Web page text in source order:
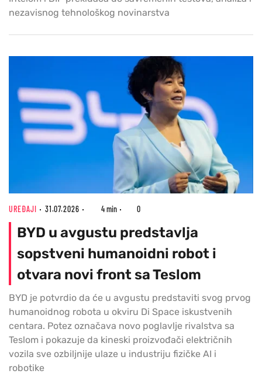
nezavisnog tehnološkog novinarstva
UREĐAJI 31.07.2026 4 min 0
BYD u avgustu predstavlja
sopstveni humanoidni robot i
otvara novi front sa Teslom
BYD je potvrdio da će u avgustu predstaviti svog prvog
humanoidnog robota u okviru Di Space iskustvenih
centara. Potez označava novo poglavlje rivalstva sa
Teslom i pokazuje da kineski proizvođači električnih
vozila sve ozbiljnije ulaze u industriju fizičke AI i
robotike